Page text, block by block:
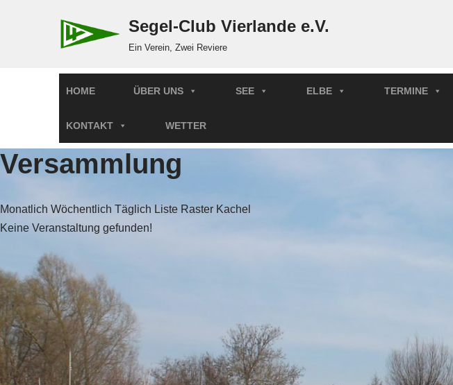
Segel-Club Vierlande e.V.
Ein Verein, Zwei Reviere
HOME ÜBER UNS SEE ELBE TERMINE
KONTAKT WETTER
Versammlung
Monatlich Wöchentlich Täglich Liste Raster Kachel
Keine Veranstaltung gefunden!